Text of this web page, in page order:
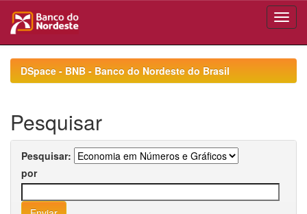
navigationDSpace - BNB - Banco do Nordeste do Brasil
Pesquisar
Pesquisar:
por